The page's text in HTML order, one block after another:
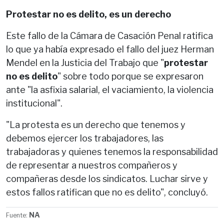
Protestar no es delito, es un derecho
Este fallo de la Cámara de Casación Penal ratifica
lo que ya había expresado el fallo del juez Herman
Mendel en la Justicia del Trabajo que "protestar
no es delito" sobre todo porque se expresaron
ante "la asfixia salarial, el vaciamiento, la violencia
institucional".
"La protesta es un derecho que tenemos y
debemos ejercer los trabajadores, las
trabajadoras y quienes tenemos la responsabilidad
de representar a nuestros compañeros y
compañeras desde los sindicatos. Luchar sirve y
estos fallos ratifican que no es delito", concluyó.
Fuente: NA